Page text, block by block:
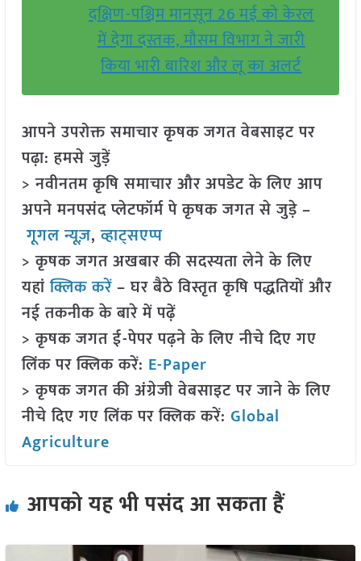
दक्षिण-पश्चिम मानसून 26 मई को केरल
में देगा दस्तक, मौसम विभाग ने जारी
किया भारी बारिश और लू का अलर्ट
आपने उपरोक्त समाचार कृषक जगत वेबसाइट पर
पढ़ा: हमसे जुड़ें
> नवीनतम कृषि समाचार और अपडेट के लिए आप
अपने मनपसंद प्लेटफॉर्म पे कृषक जगत से जुड़े –
गूगल न्यूज़,व्हाट्सएप्प
> कृषक जगत अखबार की सदस्यता लेने के लिए
यहांक्लिक करें– घर बैठे विस्तृत कृषि पद्धतियों और
नई तकनीक के बारे में पढ़ें
> कृषक जगत ई-पेपर पढ़ने के लिए नीचे दिए गए
लिंक पर क्लिक करें: E-Paper
> कृषक जगत की अंग्रेजी वेबसाइट पर जाने के लिए
नीचे दिए गए लिंक पर क्लिक करें: Global
Agriculture
आपको यह भी पसंद आ सकता हैं